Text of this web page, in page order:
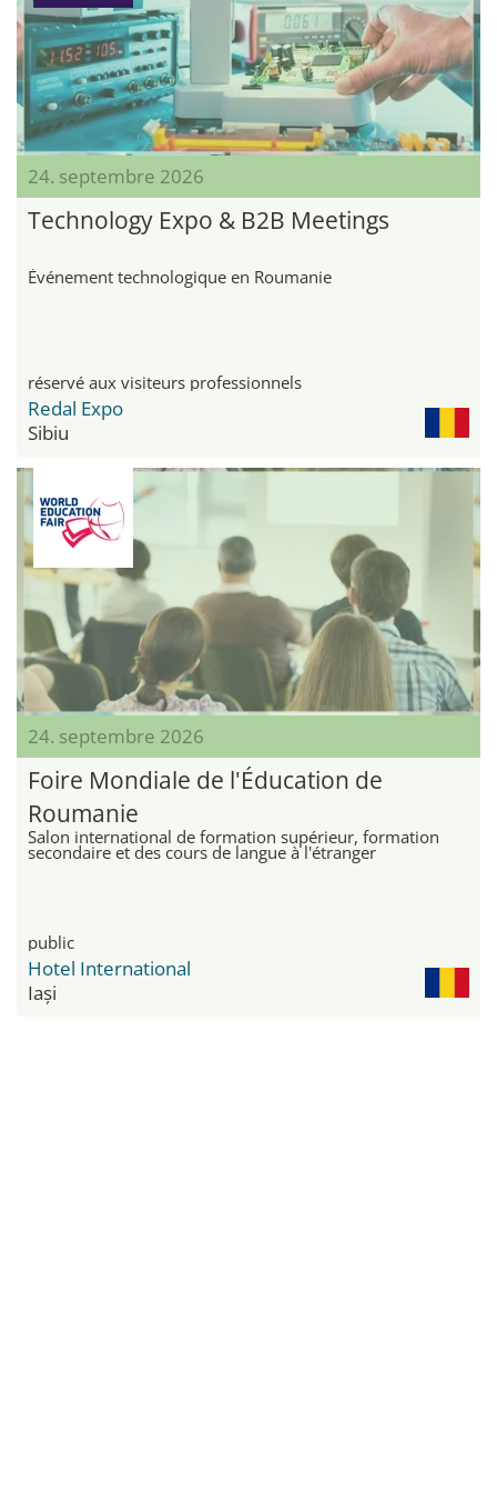
24. septembre 2026
Technology Expo & B2B Meetings
Événement technologique en Roumanie
réservé aux visiteurs professionnels
Redal Expo
Sibiu
24. septembre 2026
Foire Mondiale de l'Éducation de
Roumanie
Salon international de formation supérieur, formation
secondaire et des cours de langue à l'étranger
public
Hotel International
Iași